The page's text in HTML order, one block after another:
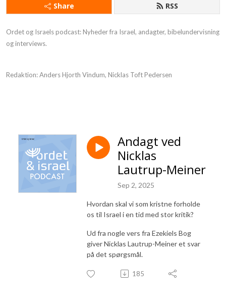
Share RSS
Ordet og Israels podcast: Nyheder fra Israel, andagter, bibelundervisning
og interviews.
Redaktion: Anders Hjorth Vindum, Nicklas Toft Pedersen
Andagt ved
Nicklas
Lautrup-Meiner
Sep 2, 2025
Hvordan skal vi som kristne forholde
os til Israel i en tid med stor kritik?
Ud fra nogle vers fra Ezekiels Bog
giver Nicklas Lautrup-Meiner et svar
på det spørgsmål.
185